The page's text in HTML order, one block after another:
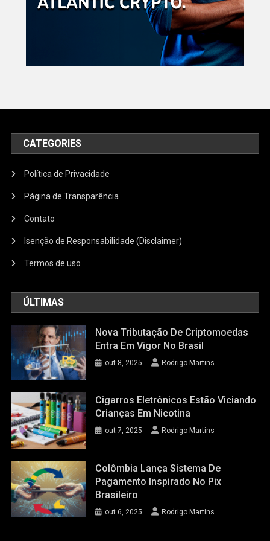
CATEGORIES
Política de Privacidade
Página de Transparência
Contato
Isenção de Responsabilidade (Disclaimer)
Termos de uso
ÚLTIMAS
Nova Tributação De Criptomoedas
Entra Em Vigor No Brasil
out 8, 2025 Rodrigo Martins
Cigarros Eletrônicos Estão Viciando
Crianças Em Nicotina
out 7, 2025 Rodrigo Martins
Colômbia Lança Sistema De
Pagamento Inspirado No Pix
Brasileiro
out 6, 2025 Rodrigo Martins